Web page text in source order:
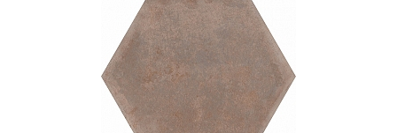
Под заказ